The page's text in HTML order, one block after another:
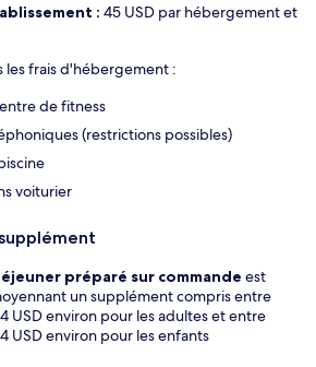
: 45 USD par hébergement et
les frais d'hébergement :
de fitness
(restrictions possibles)
voiturier
préparé sur commande est
un supplément compris entre
USD environ pour les adultes et entre
USD environ pour les enfants